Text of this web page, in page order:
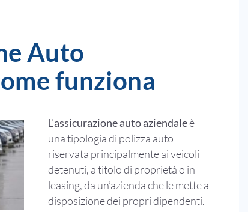
Auto
funziona
L’assicurazione auto aziendaleè
una tipologia di polizza auto
riservata principalmente ai veicoli
detenuti, a titolo di proprietà o in
leasing, da un’azienda che le mette a
disposizione dei propri dipendenti.